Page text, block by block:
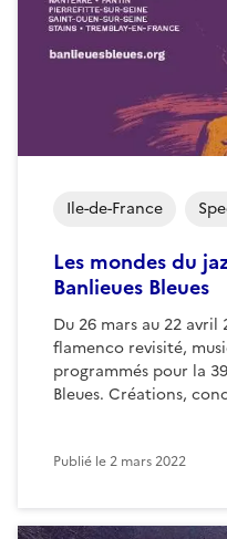
Les mondes du
Banlieues Bleues
Du 26 mars au 22 avril
flamenco revisité,
programmés pour la
Bleues. Créations,
Ile-de-France
Publié le2 mars 2022